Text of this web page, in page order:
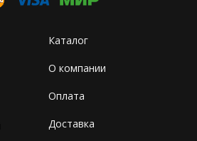
Каталог
О компании
Оплата
Доставка